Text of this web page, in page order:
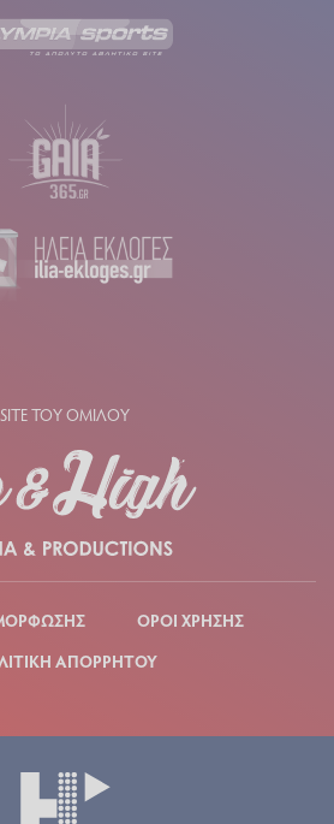
SITE ΤΟΥ ΟΜΙΛΟΥ
ΟΡΟΙ ΧΡΗΣΗΣ
ΑΠΟΡΡΗΤΟΥ